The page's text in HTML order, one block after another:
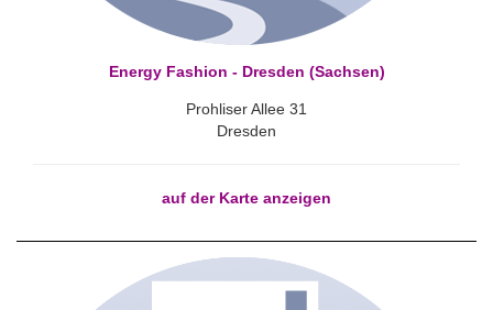
Energy Fashion - Dresden (Sachsen)
Prohliser Allee 31
Dresden
auf der Karte anzeigen